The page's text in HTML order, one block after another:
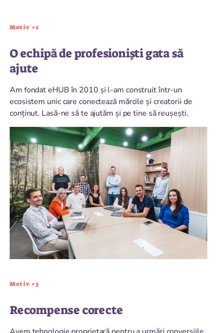
Motiv #2
O echipă de profesioniști gata să
ajute
Am fondat eHUB în 2010 și l-am construit într-un
ecosistem unic care conectează mărcile și creatorii de
conținut. Lasă-ne să te ajutăm și pe tine să reușești.
Motiv #3
Recompense corecte